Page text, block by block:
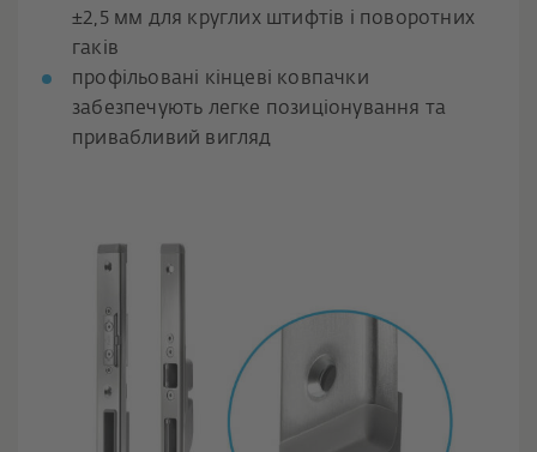
±2,5 мм для круглих штифтів і поворотних
гаків
профільовані кінцеві ковпачки
забезпечують легке позиціонування та
привабливий вигляд